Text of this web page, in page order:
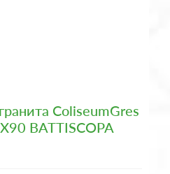
ColiseumGres
BATTISCOPA